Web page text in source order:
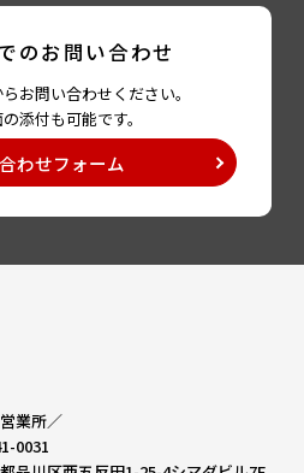
のお問い合わせ
お問い合わせください。
添付も可能です。
わせフォーム
業所／
0031